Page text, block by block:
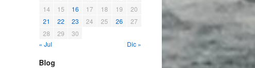
14
15 16 17 18 19
20
21
22 23 24 25 26
27
28
29
30
« Jul
Dic »
Blog